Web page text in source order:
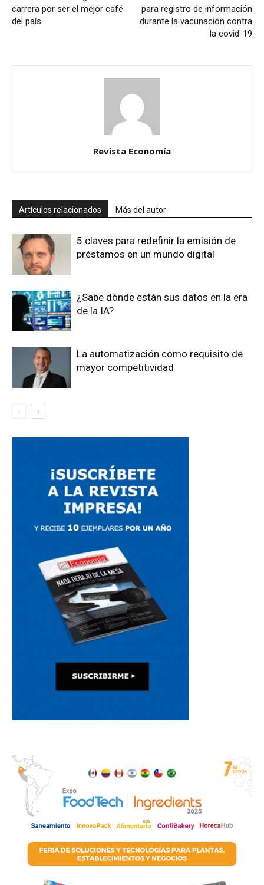
carrera por ser el mejor café
del país
para registro de información
durante la vacunación contra
la covid-19
Revista Economía
Artículos relacionados Más del autor
5 claves para redefinir la emisión de
préstamos en un mundo digital
¿Sabe dónde están sus datos en la era
de la IA?
La automatización como requisito de
mayor competitividad